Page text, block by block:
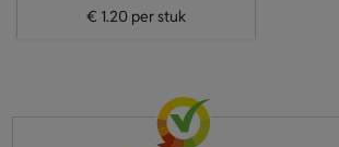
€ 1.20 per stuk